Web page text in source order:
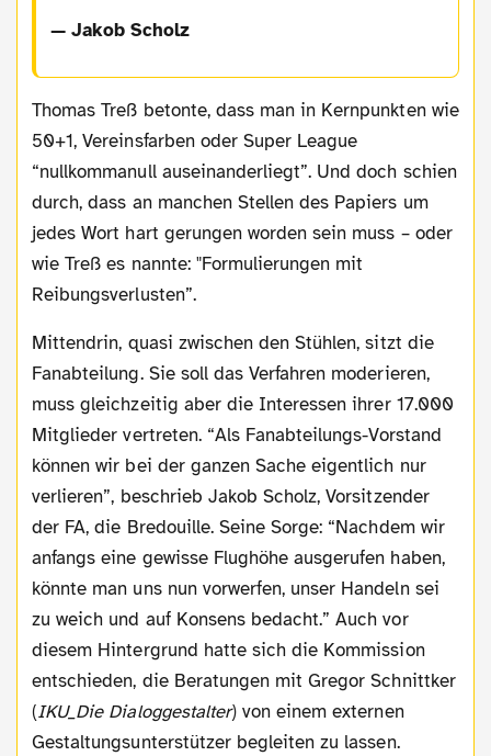
— Jakob Scholz
Thomas Treß betonte, dass man in Kernpunkten wie
50+1, Vereinsfarben oder Super League
“nullkommanull auseinanderliegt”. Und doch schien
durch, dass an manchen Stellen des Papiers um
jedes Wort hart gerungen worden sein muss – oder
wie Treß es nannte: "Formulierungen mit
Reibungsverlusten”.
Mittendrin, quasi zwischen den Stühlen, sitzt die
Fanabteilung. Sie soll das Verfahren moderieren,
muss gleichzeitig aber die Interessen ihrer 17.000
Mitglieder vertreten. “Als Fanabteilungs-Vorstand
können wir bei der ganzen Sache eigentlich nur
verlieren”, beschrieb Jakob Scholz, Vorsitzender
der FA, die Bredouille. Seine Sorge: “Nachdem wir
anfangs eine gewisse Flughöhe ausgerufen haben,
könnte man uns nun vorwerfen, unser Handeln sei
zu weich und auf Konsens bedacht.” Auch vor
diesem Hintergrund hatte sich die Kommission
entschieden, die Beratungen mit Gregor Schnittker
(IKU_Die Dialoggestalter) von einem externen
Gestaltungsunterstützer begleiten zu lassen.